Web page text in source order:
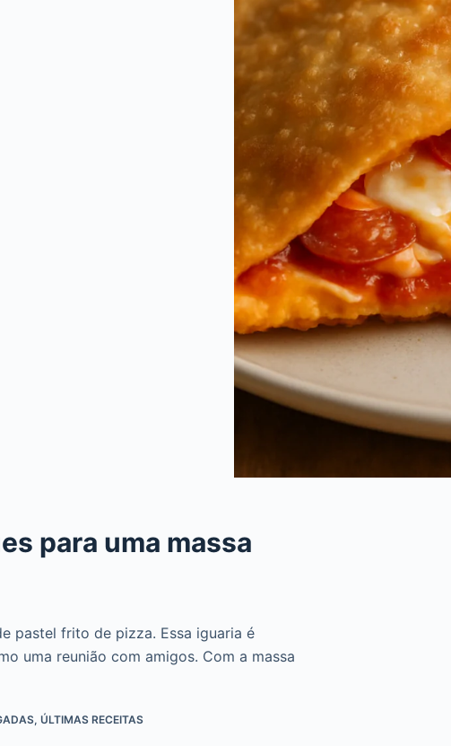
para uma massa
pastel frito de pizza. Essa iguaria é
uma reunião com amigos. Com a massa
, ÚLTIMAS RECEITAS